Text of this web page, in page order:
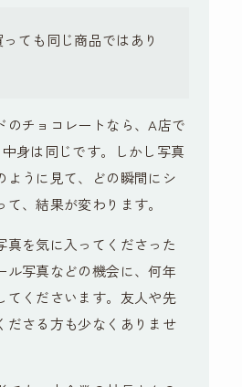
ても同じ商品ではあり
のチョコレートなら、A店で
身は同じです。しかし写真
ように見て、どの瞬間にシ
、結果が変わります。
真を気に入ってくださった
ル写真などの機会に、何年
てくださいます。友人や先
ださる方も少なくありませ